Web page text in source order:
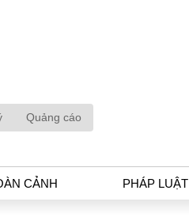
Quảng cáo
CẢNH PHÁP LUẬT